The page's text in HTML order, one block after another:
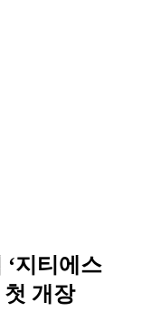
지티에스
첫 개장